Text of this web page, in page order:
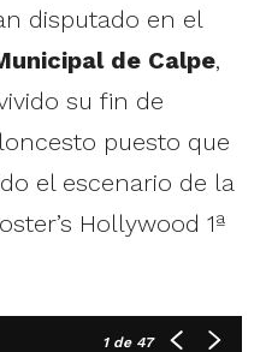
disputado en el
de Calpe,
su fin de
puesto que
el escenario de la
Hollywood 1ª
1de 47